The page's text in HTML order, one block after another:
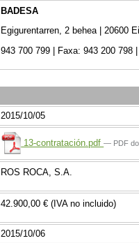
BADESA
Egigurentarren, 2 behea | 20600
943 700 799 | Faxa: 943 200 798
2015/10/05
13-contratación.pdf— PDF
ROS ROCA, S.A.
42.900,00 € (IVA no incluido)
2015/10/06